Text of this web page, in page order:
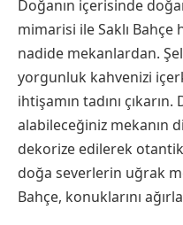
Doğanın içerisinde
mimarisi ile Saklı
nadide mekanlardan.
yorgunluk kahvenizi
ihtişamın tadını
alabileceğiniz mekanın
dekorize edilerek
doğa severlerin uğrak
Bahçe, konuklarını